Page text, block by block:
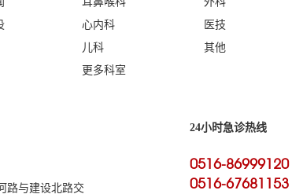
心内科
儿科
更多科室
医技
其他
路与建设北路交
24小时急诊热线
0516-86999120
0516-67681153